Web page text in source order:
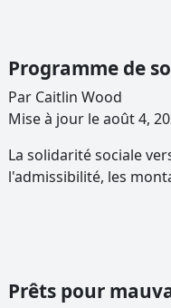
Programme de
Par Caitlin Wood
Mise à jour le août
La solidarité sociale
l'admissibilité, les
Prêts pour